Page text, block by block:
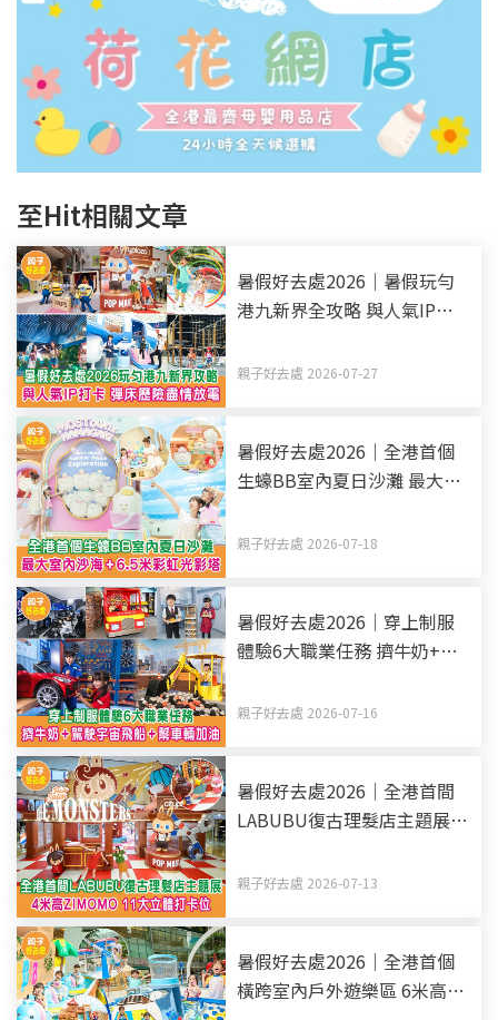
至Hit相關文章
暑假好去處2026｜暑假玩勻
港九新界全攻略 與人氣IP打
更新）
親子好去處 2026-07-27
暑假好去處2026｜全港首個
生蠔BB室內夏日沙灘 最大室
親子好去處 2026-07-18
暑假好去處2026｜穿上制服
體驗6大職業任務 擠牛奶+駕
親子好去處 2026-07-16
暑假好去處2026｜全港首間
LABUBU復古理髮店主題展 4
位
親子好去處 2026-07-13
暑假好去處2026｜全港首個
橫跨室內戶外遊樂區 6米高滑